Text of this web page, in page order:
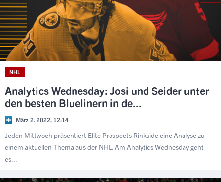
NHL
Analytics Wednesday: Josi und Seider unter
den besten Bluelinern in de...
März 2. 2022, 12:14
Jeden Mittwoch präsentiert Elite Prospects Rinkside eine Analyse zu
einem aktuellen Thema aus der NHL. Am Analytics Wednesday geht
es...